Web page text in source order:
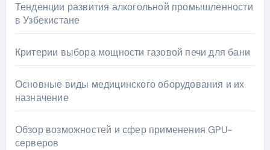
Тенденции развития алкогольной промышленности
в Узбекистане
Критерии выбора мощности газовой печи для бани
Основные виды медицинского оборудования и их
назначение
Обзор возможностей и сфер применения GPU-
серверов